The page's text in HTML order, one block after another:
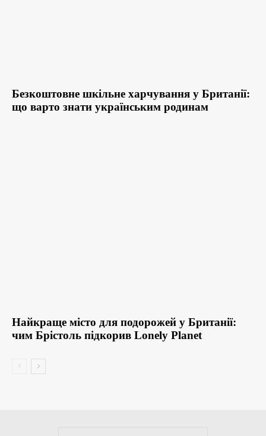
Безкоштовне шкільне харчування у Британії:
що варто знати українським родинам
Найкраще місто для подорожей у Британії:
чим Брістоль підкорив Lonely Planet